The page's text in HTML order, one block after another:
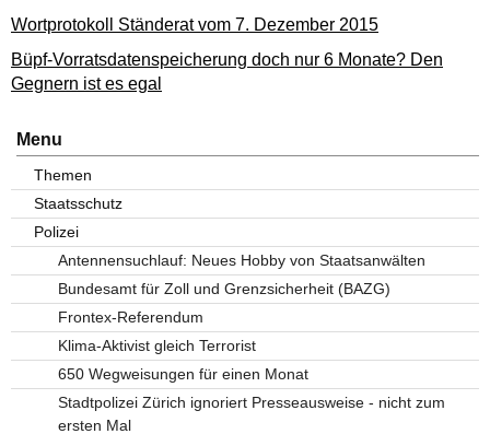
Wortprotokoll Ständerat vom 7. Dezember 2015
Büpf-Vorratsdatenspeicherung doch nur 6 Monate? Den
Gegnern ist es egal
Menu
Themen
Staatsschutz
Polizei
Antennensuchlauf: Neues Hobby von Staatsanwälten
Bundesamt für Zoll und Grenzsicherheit (BAZG)
Frontex-Referendum
Klima-Aktivist gleich Terrorist
650 Wegweisungen für einen Monat
Stadtpolizei Zürich ignoriert Presseausweise - nicht zum
ersten Mal